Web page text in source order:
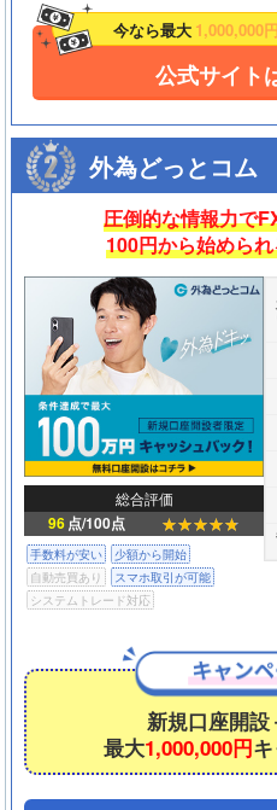
今なら最大 1,000,000円
公式サイト
外為どっとコム
圧倒的な情報力で
100円から始めら
総合評価
96点/100点
手数料が安い
少額から開始
自動売買あり
スマホ取引が可能
システムトレード対応
新規口座開
最大1,000,000円